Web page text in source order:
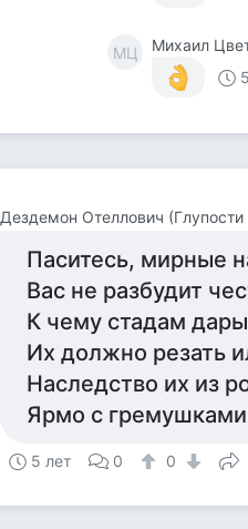
МЦ
Михаил
Паситесь, мирные
Вас не разбудит
К чему стадам
Их должно резать
Наследство их из
Ярмо с
5 лет 0 0